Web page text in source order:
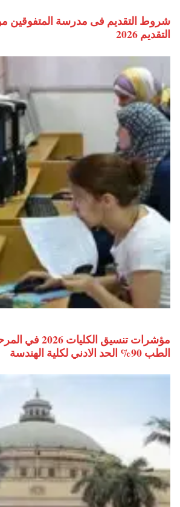
شروط التقديم فى مدرسة المتفوقين
التقديم 2026
مؤشرات تنسيق
الطب 90% الحد الادني لكلية الهندسة